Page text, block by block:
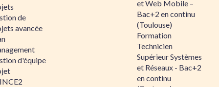
de
avancée
d'équipe
et Web Mobile –
Bac+2 en continu
(Toulouse)
Formation
Technicien
Supérieur Systèmes
et Réseaux - Bac+2
en continu